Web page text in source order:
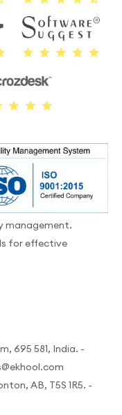
management.
for effective
695 581, India. -
AB, T5S 1R5. -